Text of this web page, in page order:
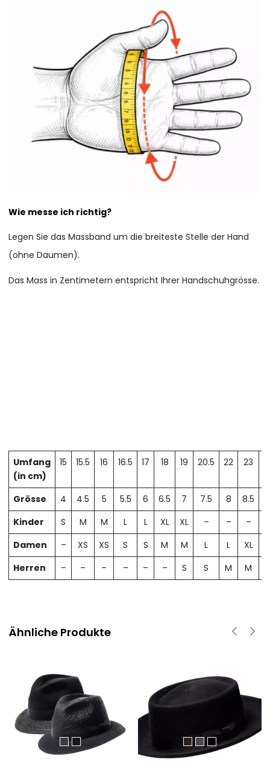
Wie messe ich richtig?
Legen Sie das Massband um die breiteste Stelle der Hand
(ohne Daumen).
Das Mass in Zentimetern entspricht Ihrer Handschuhgrösse.
Umfang
(in cm)
15 15.5 16 16.5 17 18 19 20.5 22 23
Grösse 4 4.5 5 5.5 6 6.5 7 7.5 8 8.5
Kinder
S M M L L XL XL – – –
Damen
– XS XS S S M M L L XL
Herren
– – – – – – S S M M
Ähnliche Produkte